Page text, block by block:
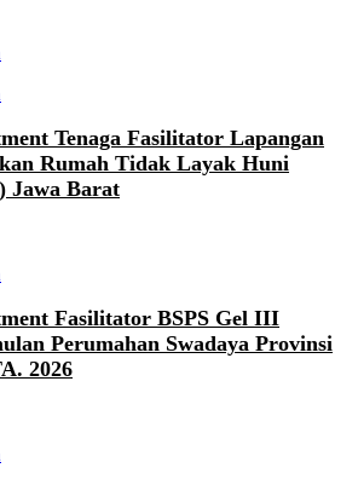
Tenaga Fasilitator Lapangan
Rumah Tidak Layak Huni
Jawa Barat
Fasilitator BSPS Gel III
Perumahan Swadaya Provinsi
2026